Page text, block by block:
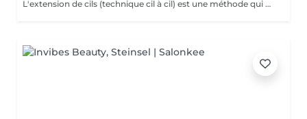
L'extension de cils (technique cil à cil) est une méthode qui consiste à fixer, à votre propre cil, un cil ou un bouquet de cils en microfibre sans contact direct avec votre peau. Le but étant que votre cil naturel et l'extension de cil ne fassent plus qu'un. Cette méthode vous permet d'accentuer et d'agrandir votre regard. Remplissage 3 à 4 semaines. Nous vous donnerons les conseil pour l'entretien des extensions.